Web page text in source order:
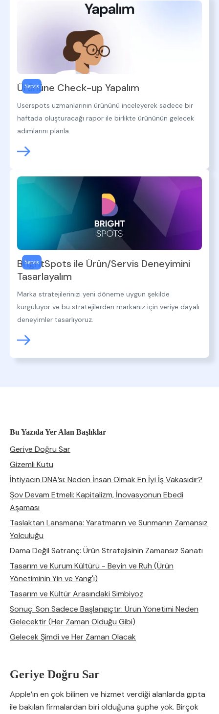
Servis
Ürününe Check-up Yapalım
Userspots uzmanlarının ürününü inceleyerek sadece bir
haftada oluşturacağı rapor ile birlikte ürününün gelecek
adımlarını planla.
Servis
BrightSpots ile Ürün/Servis Deneyimini
Tasarlayalım
Marka stratejilerinizi yeni döneme uygun şekilde
kurguluyor ve bu stratejilerden markanız için veriye dayalı
deneyimler tasarlıyoruz.
Bu Yazıda Yer Alan Başlıklar
Geriye Doğru Sar
Gizemli Kutu
İhtiyacın DNA’sı: Neden İnsan Olmak En İyi İş Vakasıdır?
Şov Devam Etmeli: Kapitalizm, İnovasyonun Ebedi
Aşaması
Taslaktan Lansmana: Yaratmanın ve Sunmanın Zamansız
Yolculuğu
Dama Değil Satranç: Ürün Stratejisinin Zamansız Sanatı
Tasarım ve Kurum Kültürü - Beyin ve Ruh (Ürün
Yönetiminin Yin ve Yang'ı)
Tasarım ve Kültür Arasındaki Simbiyoz
Sonuç: Son Sadece Başlangıçtır: Ürün Yönetimi Neden
Gelecektir (Her Zaman Olduğu Gibi)
Gelecek Şimdi ve Her Zaman Olacak
Geriye Doğru Sar
Apple’ın en çok bilinen ve hizmet verdiği alanlarda gıpta
ile bakılan firmalardan biri olduğuna şüphe yok. Birçok